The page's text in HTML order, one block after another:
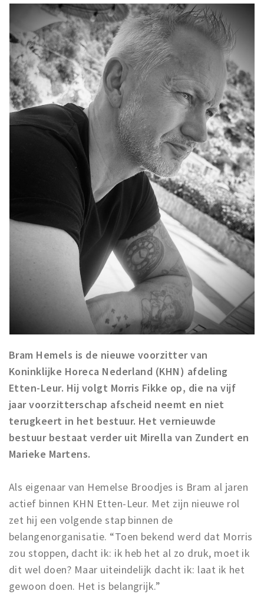
Winkelgebieden
Parkeren
Bezienswaardigheden
Musea, theaters & podia
Uitjes & activiteiten
Toeristische routes
Natuurgebieden
Andere City Apps
Bram Hemels is de nieuwe voorzitter van
Koninklijke Horeca Nederland (KHN) afdeling
Etten-Leur. Hij volgt Morris Fikke op, die na vijf
jaar voorzitterschap afscheid neemt en niet
terugkeert in het bestuur. Het vernieuwde
bestuur bestaat verder uit Mirella van Zundert en
Marieke Martens.
Als eigenaar van Hemelse Broodjes is Bram al jaren
actief binnen KHN Etten-Leur. Met zijn nieuwe rol
zet hij een volgende stap binnen de
belangenorganisatie. “Toen bekend werd dat Morris
zou stoppen, dacht ik: ik heb het al zo druk, moet ik
dit wel doen? Maar uiteindelijk dacht ik: laat ik het
gewoon doen. Het is belangrijk.”